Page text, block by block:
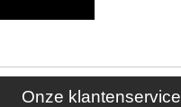
Onze klantenservice